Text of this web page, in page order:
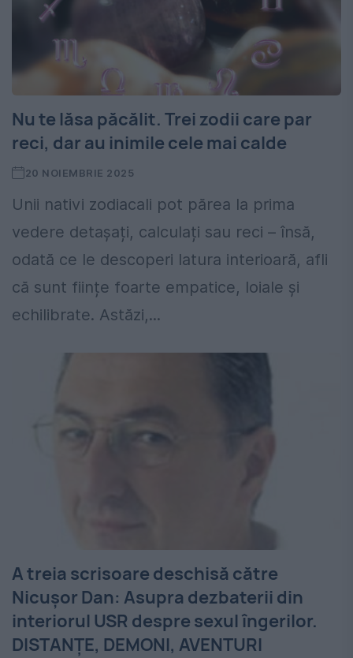
Nu te lăsa păcălit. Trei zodii care par
reci, dar au inimile cele mai calde
20 NOIEMBRIE 2025
Unii nativi zodiacali pot părea la prima
vedere detașați, calculați sau reci – însă,
odată ce le descoperi latura interioară, afli
că sunt ființe foarte empatice, loiale și
echilibrate. Astăzi,...
A treia scrisoare deschisă către
Nicușor Dan: Asupra dezbaterii din
interiorul USR despre sexul îngerilor.
DISTANȚE, DEMONI, AVENTURI